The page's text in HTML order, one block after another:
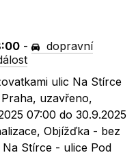
-
dopravní
ulic Na Stírce
uzavřeno,
07:00 do 30.9.2025
Objížďka - bez
Stírce - ulice Pod